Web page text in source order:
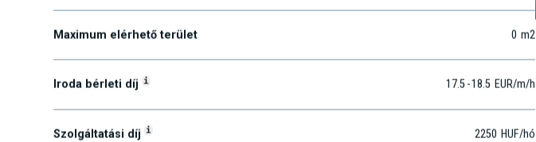
Maximum elérhető terület 0 m2
Iroda bérleti díj i 17.5-18.5 EUR/m/h
Szolgáltatási díj i 2250 HUF/hó